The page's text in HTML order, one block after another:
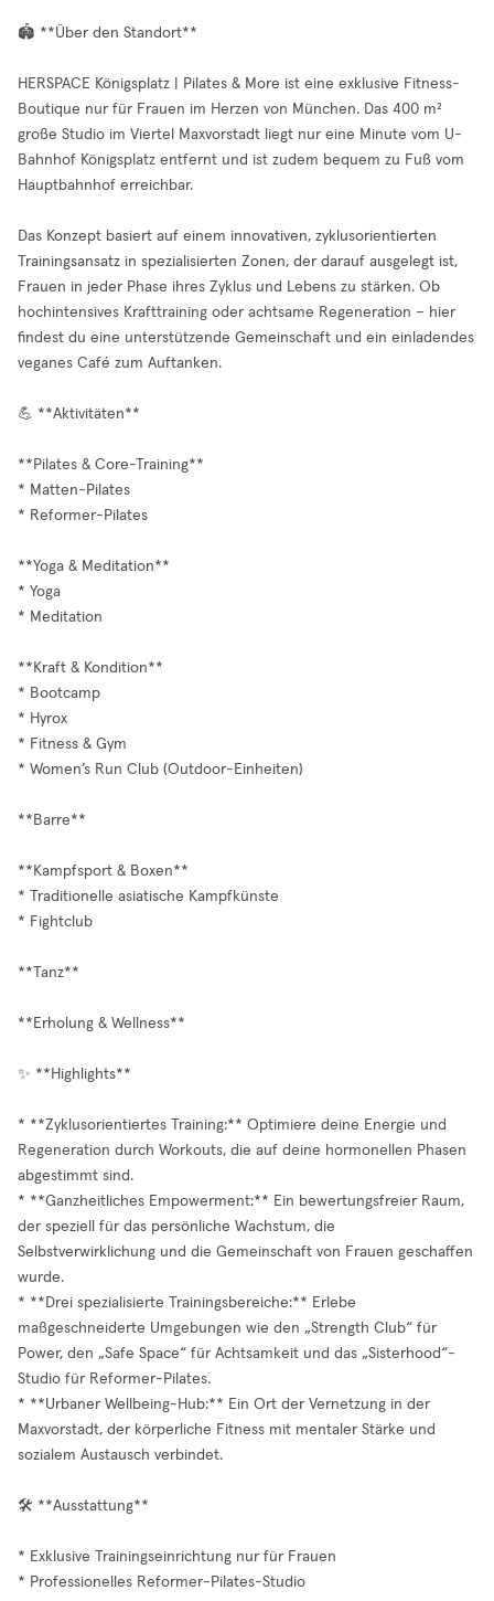
🏟️ **Über den Standort**
HERSPACE Königsplatz | Pilates & More ist eine exklusive Fitness-
Boutique nur für Frauen im Herzen von München. Das 400 m²
große Studio im Viertel Maxvorstadt liegt nur eine Minute vom U-
Bahnhof Königsplatz entfernt und ist zudem bequem zu Fuß vom
Hauptbahnhof erreichbar.
Das Konzept basiert auf einem innovativen, zyklusorientierten
Trainingsansatz in spezialisierten Zonen, der darauf ausgelegt ist,
Frauen in jeder Phase ihres Zyklus und Lebens zu stärken. Ob
hochintensives Krafttraining oder achtsame Regeneration – hier
findest du eine unterstützende Gemeinschaft und ein einladendes
veganes Café zum Auftanken.
💪 **Aktivitäten**
**Pilates & Core-Training**
* Matten-Pilates
* Reformer-Pilates
**Yoga & Meditation**
* Yoga
* Meditation
**Kraft & Kondition**
* Bootcamp
* Hyrox
* Fitness & Gym
* Women’s Run Club (Outdoor-Einheiten)
**Barre**
**Kampfsport & Boxen**
* Traditionelle asiatische Kampfkünste
* Fightclub
**Tanz**
**Erholung & Wellness**
✨ **Highlights**
* **Zyklusorientiertes Training:** Optimiere deine Energie und
Regeneration durch Workouts, die auf deine hormonellen Phasen
abgestimmt sind.
* **Ganzheitliches Empowerment:** Ein bewertungsfreier Raum,
der speziell für das persönliche Wachstum, die
Selbstverwirklichung und die Gemeinschaft von Frauen geschaffen
wurde.
* **Drei spezialisierte Trainingsbereiche:** Erlebe
maßgeschneiderte Umgebungen wie den „Strength Club“ für
Power, den „Safe Space“ für Achtsamkeit und das „Sisterhood“-
Studio für Reformer-Pilates.
* **Urbaner Wellbeing-Hub:** Ein Ort der Vernetzung in der
Maxvorstadt, der körperliche Fitness mit mentaler Stärke und
sozialem Austausch verbindet.
🛠️ **Ausstattung**
* Exklusive Trainingseinrichtung nur für Frauen
* Professionelles Reformer-Pilates-Studio